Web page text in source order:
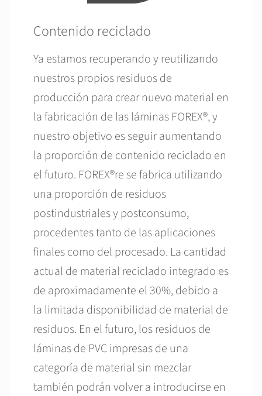
Contenido reciclado
Ya estamos recuperando y reutilizando
nuestros propios residuos de
producción para crear nuevo material en
la fabricación de las láminas FOREX®, y
nuestro objetivo es seguir aumentando
la proporción de contenido reciclado en
el futuro. FOREX®re se fabrica utilizando
una proporción de residuos
postindustriales y postconsumo,
procedentes tanto de las aplicaciones
finales como del procesado. La cantidad
actual de material reciclado integrado es
de aproximadamente el 30%, debido a
la limitada disponibilidad de material de
residuos. En el futuro, los residuos de
láminas de PVC impresas de una
categoría de material sin mezclar
también podrán volver a introducirse en